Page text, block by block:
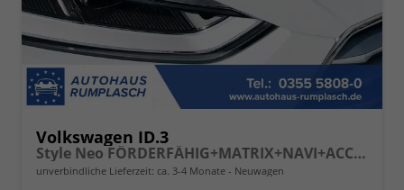
Volkswagen ID.3
Style Neo FÖRDERFÄHIG+MATRIX+NAVI+ACC+KAMERA+KESSY+19" ALU
unverbindliche Lieferzeit: ca. 3-4 Monate Neuwagen